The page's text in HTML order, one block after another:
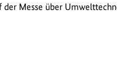
der Messe über